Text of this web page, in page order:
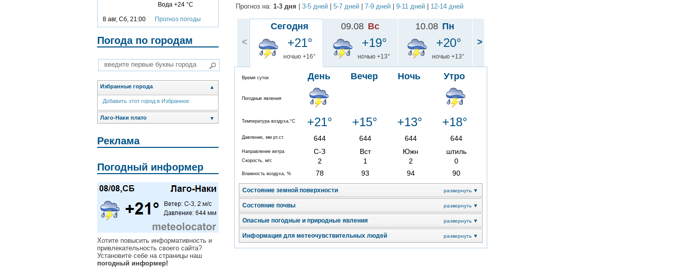
Вода +24 °C
8 авг, Сб, 21:00 Прогноз погоды
Погода по городам
Избранные города ▲
Добавить этот город в Избранное
Лаго-Наки плато ▼
Реклама
Погодный информер
Хотите повысить информативность и
привлекательность своего сайта?
Установите себе на страницы наш
погодный информер!
Прогноз на: 1-3 дня 3-5 дней 5-7 дней 7-9 дней 9-11 дней 12-14 дней
<
Сегодня
+21°
ночью +16°
Время суток День Вечер Ночь Утро
Погодные явления
Температура воздуха,°C +21° +15° +13° +18°
Давление, мм рт.ст. 644 644 644 644
Направление ветра С-З Вст Южн штиль
Скорость, м/с 2 1 2 0
Влажность воздуха, % 78 93 94 90
Состояние земной поверхности развернуть ▼
Состояние почвы развернуть ▼
Опасные погодные и природные явления развернуть ▼
Информация для метеочувствительных людей развернуть ▼
09.08 Вс
+19°
ночью +13°
10.08 Пн
+20°
ночью +13°
>